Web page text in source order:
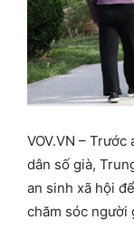
VOV.VN –
dân số già,
an sinh xã hội
chăm sóc người